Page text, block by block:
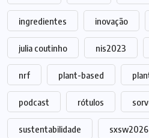
ingredientes inovação
julia coutinho nis2023
nrf plant-based
podcast rótulos
sustentabilidade sxsw2026